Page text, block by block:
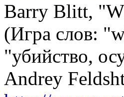
Barry Blitt,
(Игра слов:
"убийство,
Andrey